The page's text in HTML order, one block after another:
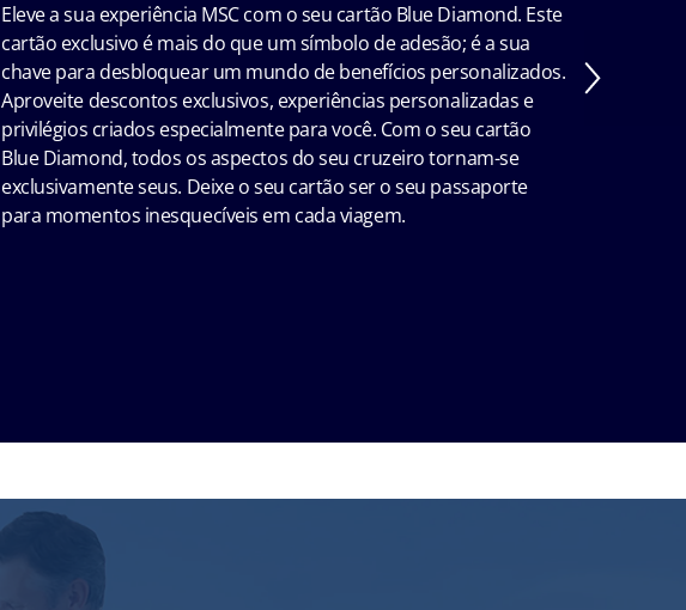
Eleve a sua experiência MSC com o seu cartão Blue Diamond. Este
cartão exclusivo é mais do que um símbolo de adesão; é a sua
chave para desbloquear um mundo de benefícios personalizados.
Aproveite descontos exclusivos, experiências personalizadas e
privilégios criados especialmente para você. Com o seu cartão
Blue Diamond, todos os aspectos do seu cruzeiro tornam-se
exclusivamente seus. Deixe o seu cartão ser o seu passaporte
para momentos inesquecíveis em cada viagem.